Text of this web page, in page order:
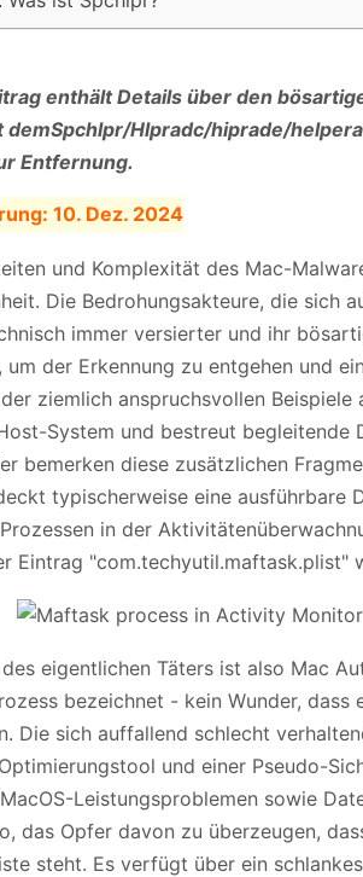
enthält Details über den
demSpchlpr/Hlpradc/hiprade/
Entfernung.
10. Dez. 2024
und Komplexität des Mac-
Die Bedrohungsakteure, die sich
immer versierter und ihr
um der Erkennung zu entgehen und
ziemlich anspruchsvollen
System und bestreut begleitende
bemerken diese zusätzlichen
typischerweise eine ausführbare
in der
Eintrag "com.techyutil.maftask.plist"
eigentlichen Täters ist also Mac
bezeichnet - kein Wunder, dass
Die sich auffallend schlecht
und einer Pseudo-
Leistungsproblemen sowie
das Opfer davon zu überzeugen,
steht. Es verfügt über ein